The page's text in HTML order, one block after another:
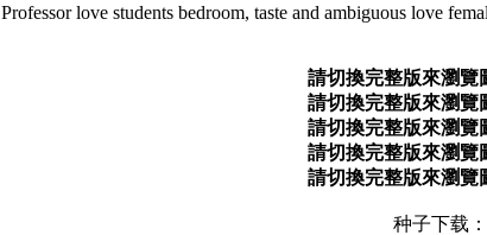
Professor love students bedroom, taste and ambiguous love
請切換完整版來瀏覽
請切換完整版來瀏覽
請切換完整版來瀏覽
請切換完整版來瀏覽
請切換完整版來瀏覽
种子下载：